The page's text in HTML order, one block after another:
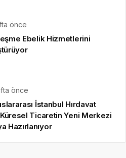
önce
Ebelik Hizmetlerini
önce
İstanbul Hırdavat
Küresel Ticaretin Yeni Merkezi
Hazırlanıyor